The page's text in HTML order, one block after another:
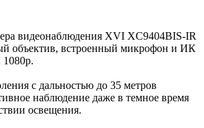
видеонаблюдения XVI XC9404BIS-IR
объектив, встроенный микрофон и ИК
1080р.
с дальностью до 35 метров
наблюдение даже в темное время
освещения.